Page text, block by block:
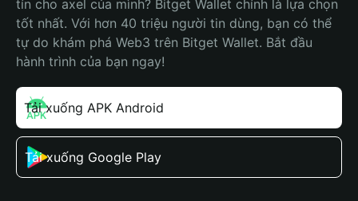
tín cho axel của mình? Bitget Wallet chính là lựa chọn
tốt nhất. Với hơn 40 triệu người tin dùng, bạn có thể
tự do khám phá Web3 trên Bitget Wallet. Bắt đầu
hành trình của bạn ngay!
Tải xuống APK Android
Tải xuống Google Play